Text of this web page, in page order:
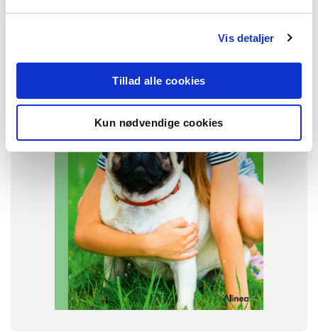
Vis detaljer
Tillad alle cookies
Kun nødvendige cookies
NIVEAU
FORMAT
Flergangsbog
+